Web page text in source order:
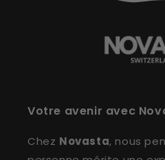
Votre avenir avec
Chez Novasta, nous